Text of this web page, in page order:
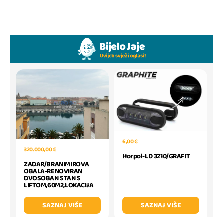
320.000,00 €
ZADAR/BRANIMIROVA
OBALA-RENOVIRAN
DVOSOBAN STAN S
LIFTOM,60M2,LOKACIJA
SAZNAJ VIŠE
6,00 €
Horpol-LD 3210/GRAFIT
SAZNAJ VIŠE